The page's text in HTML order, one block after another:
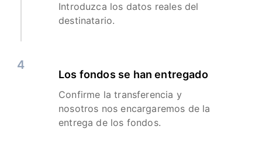
Introduzca los datos reales del
destinatario.
4
Los fondos se han entregado
Confirme la transferencia y
nosotros nos encargaremos de la
entrega de los fondos.